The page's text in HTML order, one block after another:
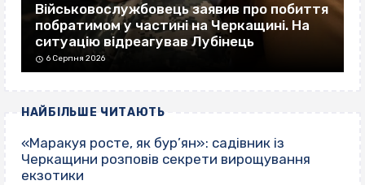
Військовослужбовець заявив про побиття
побратимом у частині на Черкащині. На
ситуацію відреагував Лубінець
6 Серпня 2026
НАЙБІЛЬШЕ ЧИТАЮТЬ
«Маракуя росте, як бур’ян»: садівник із
Черкащини розповів секрети вирощування
екзотики